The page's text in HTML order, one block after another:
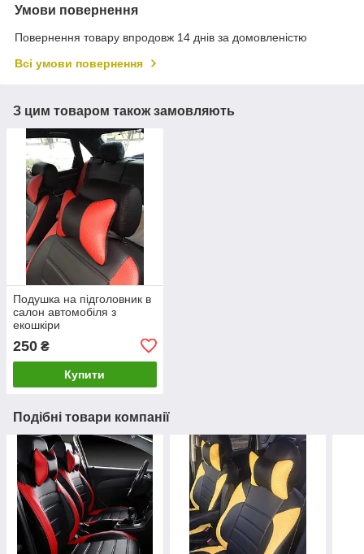
Умови повернення
Повернення товару впродовж 14 днів за домовленістю
Всі умови повернення
З цим товаром також замовляють
Подушка на підголовник в
салон автомобіля з
екошкіри
250 ₴
Купити
Подібні товари компанії